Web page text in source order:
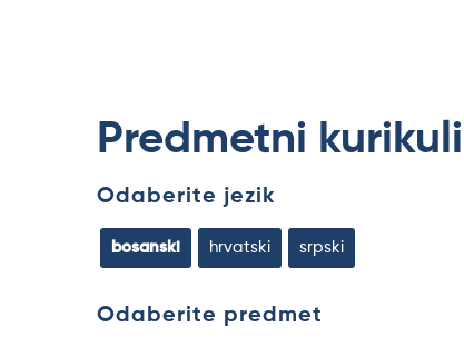
Predmetni kurikuli
Odaberite jezik
bosanski hrvatski srpski
Odaberite predmet